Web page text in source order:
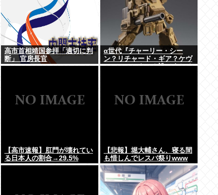
高市首相靖国参拝「適切に判
断」 官房長官
α世代『チャーリー・シー
ン？リチャード・ギア？ケヴ
ィン・コスナー？誰ですかそ
【高市速報】肛門が壊れてい
る日本人の割合→29.5%
【悲報】堀大輔さん、寝る間
も惜しんでレスバ祭りwww